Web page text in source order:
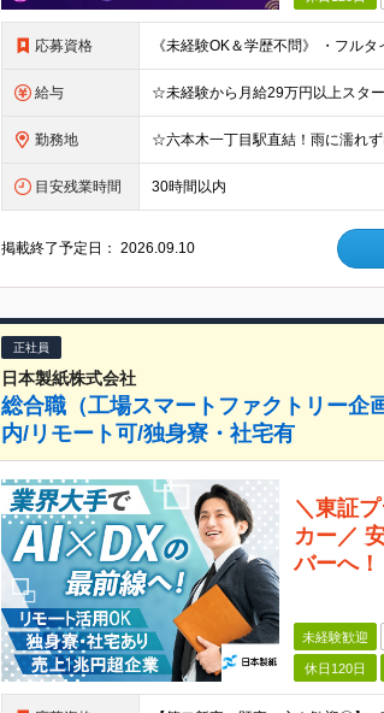
応募資格
給与
勤務地
目安残業時間 30時間以内
掲載終了予定日：2026.09.10
正社員
日本製紙株式会社
総合職（工場スマートファクトリー企
内/リモート可/独身寮・社宅有
＼東証
カー／
バーへ！
未経験歓迎
休日120日